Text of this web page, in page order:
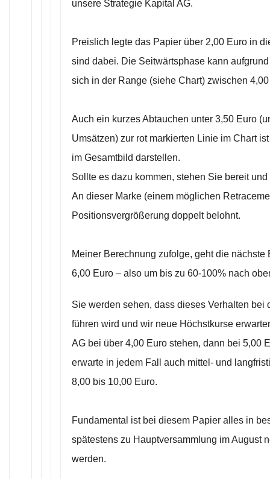
unsere Strategie Kapital AG.
Preislich legte das Papier über 2,00 Euro in
sind dabei. Die Seitwärtsphase kann
sich in der Range (siehe Chart) zwischen
Auch ein kurzes Abtauchen unter 3,50 Euro
Umsätzen) zur rot markierten Linie im Chart
im Gesamtbild darstellen.
Sollte es dazu kommen, stehen Sie bereit
An dieser Marke (einem möglichen
Positionsvergrößerung doppelt belohnt.
Meiner Berechnung zufolge, geht die
6,00 Euro – also um bis zu 60-100% nach
Sie werden sehen, dass dieses Verhalten
führen wird und wir neue Höchstkurse
AG bei über 4,00 Euro stehen, dann bei 5,00
erwarte in jedem Fall auch mittel- und
8,00 bis 10,00 Euro.
Fundamental ist bei diesem Papier alles in
spätestens zu Hauptversammlung im August
werden.